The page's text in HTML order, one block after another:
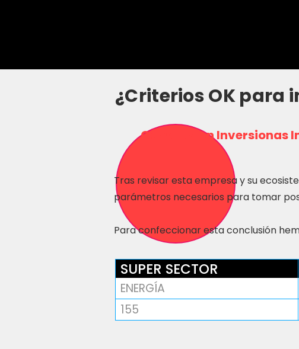
¿Criterios OK para
Consulta en Inversionas
Tras revisar esta empresa y su
parámetros necesarios para tomar
Para confeccionar esta conclusión
SUPER SECTOR
ENERGÍA
155